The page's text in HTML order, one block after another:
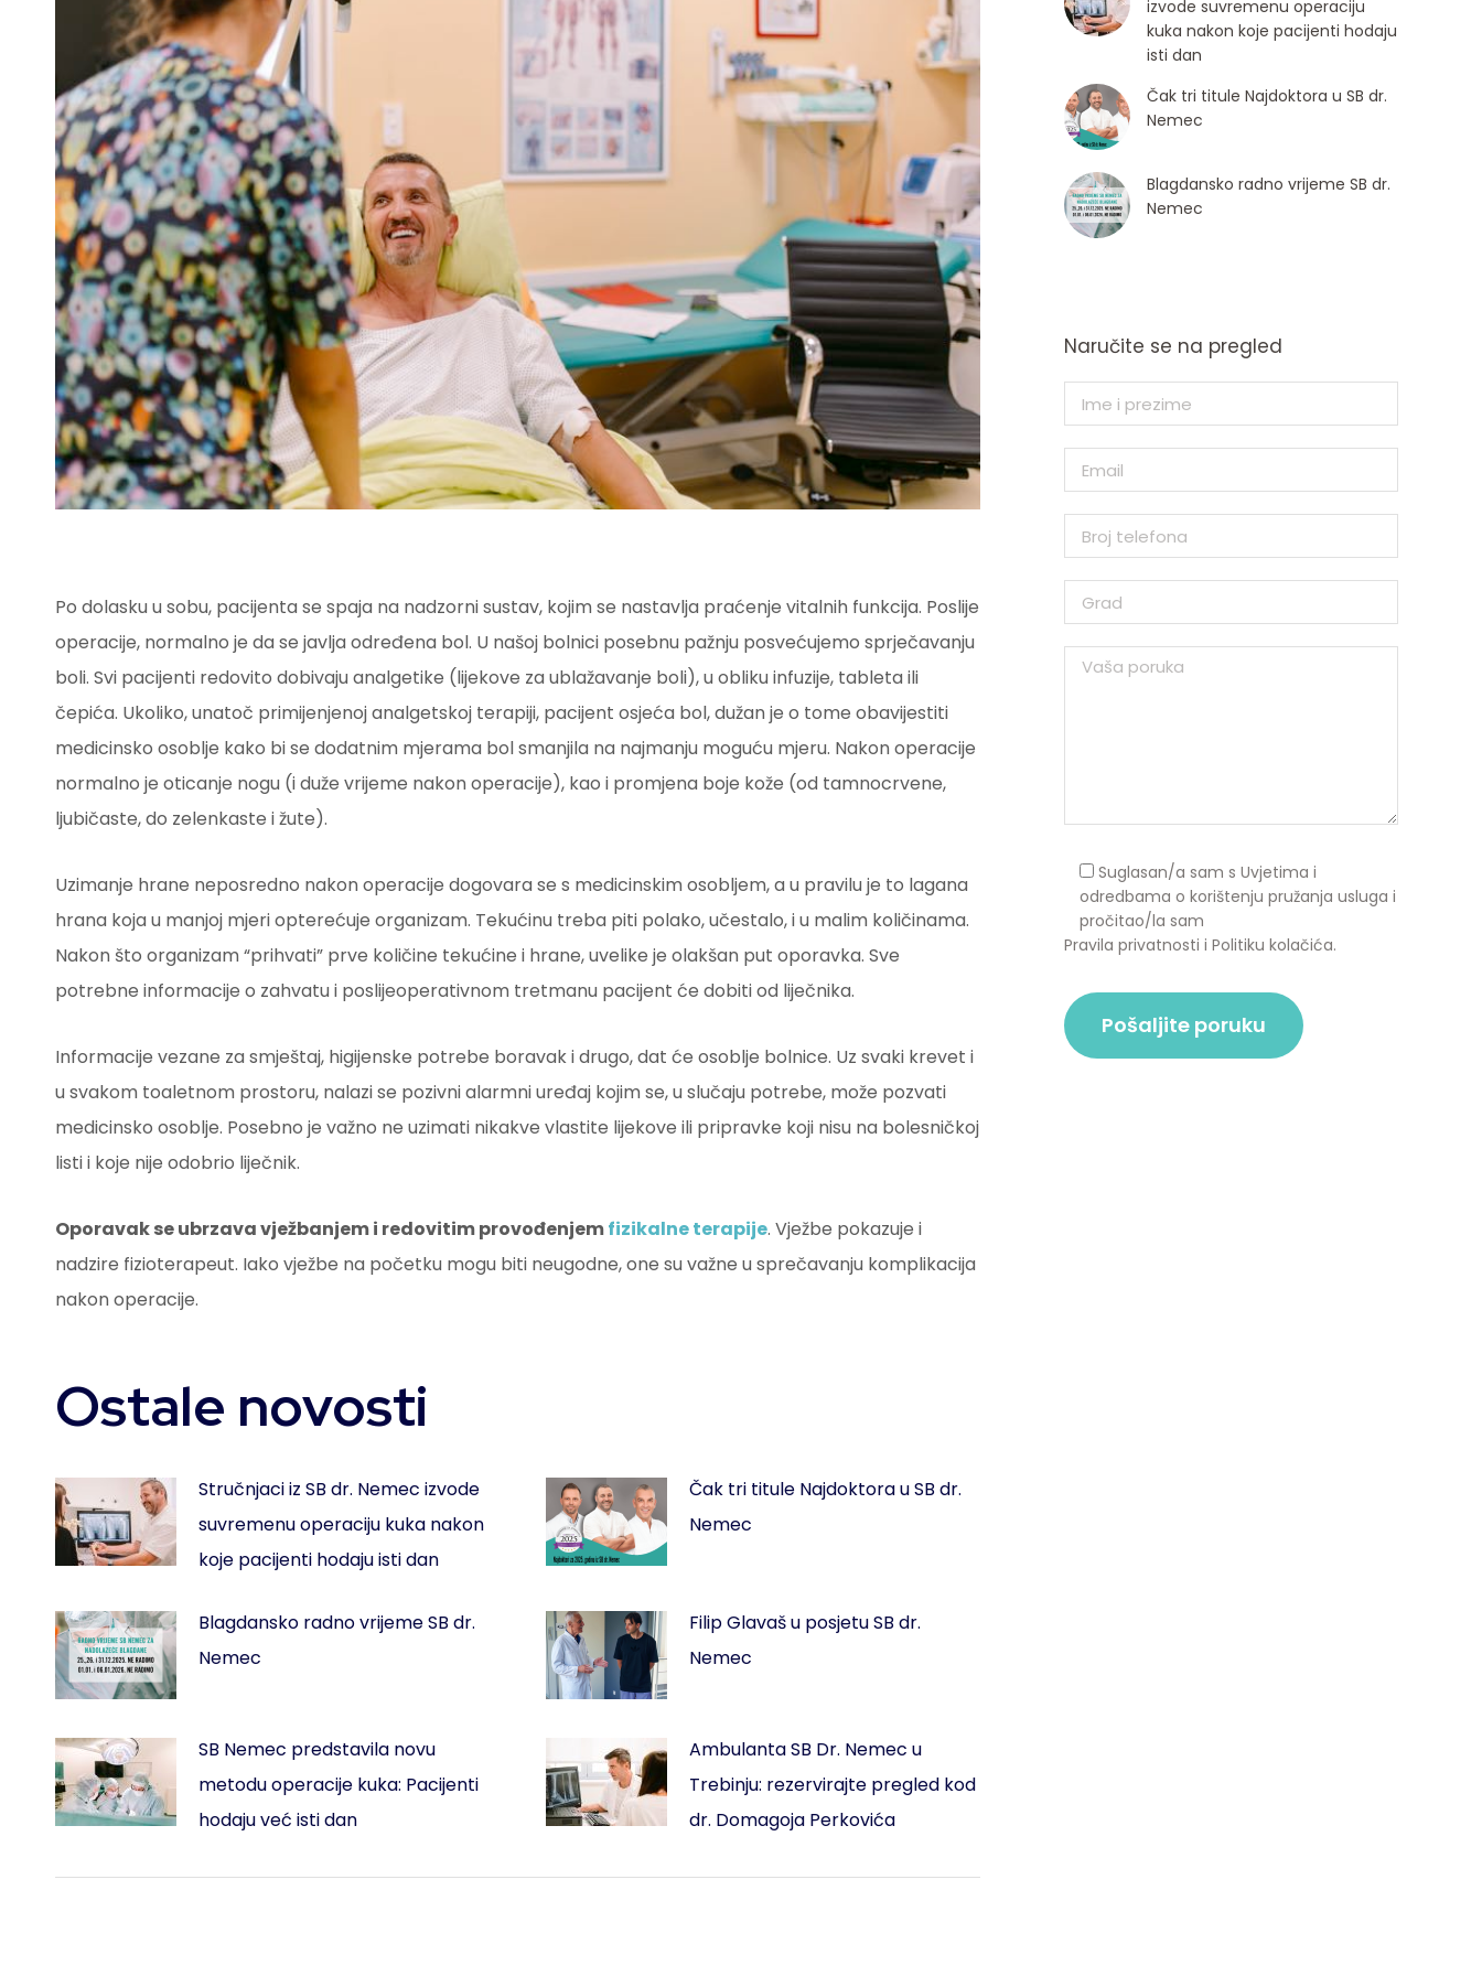
Po dolasku u sobu, pacijenta se spaja na nadzorni sustav, kojim se nastavlja praćenje vitalnih funkcija. Poslije
operacije, normalno je da se javlja određena bol. U našoj bolnici posebnu pažnju posvećujemo sprječavanju
boli. Svi pacijenti redovito dobivaju analgetike (lijekove za ublažavanje boli), u obliku infuzije, tableta ili
čepića. Ukoliko, unatoč primijenjenoj analgetskoj terapiji, pacijent osjeća bol, dužan je o tome obavijestiti
medicinsko osoblje kako bi se dodatnim mjerama bol smanjila na najmanju moguću mjeru. Nakon operacije
normalno je oticanje nogu (i duže vrijeme nakon operacije), kao i promjena boje kože (od tamnocrvene,
ljubičaste, do zelenkaste i žute).
Uzimanje hrane neposredno nakon operacije dogovara se s medicinskim osobljem, a u pravilu je to lagana
hrana koja u manjoj mjeri opterećuje organizam. Tekućinu treba piti polako, učestalo, i u malim količinama.
Nakon što organizam “prihvati” prve količine tekućine i hrane, uvelike je olakšan put oporavka. Sve
potrebne informacije o zahvatu i poslijeoperativnom tretmanu pacijent će dobiti od liječnika.
Informacije vezane za smještaj, higijenske potrebe boravak i drugo, dat će osoblje bolnice. Uz svaki krevet i
u svakom toaletnom prostoru, nalazi se pozivni alarmni uređaj kojim se, u slučaju potrebe, može pozvati
medicinsko osoblje. Posebno je važno ne uzimati nikakve vlastite lijekove ili pripravke koji nisu na bolesničkoj
listi i koje nije odobrio liječnik.
Oporavak se ubrzava vježbanjem i redovitim provođenjemfizikalne terapije. Vježbe pokazuje i
nadzire fizioterapeut. Iako vježbe na početku mogu biti neugodne, one su važne u sprečavanju komplikacija
nakon operacije.
Ostale novosti
Stručnjaci iz SB dr. Nemec izvode
suvremenu operaciju kuka nakon
koje pacijenti hodaju isti dan
Čak tri titule Najdoktora u SB dr.
Nemec
Blagdansko radno vrijeme SB dr.
Nemec
Filip Glavaš u posjetu SB dr.
Nemec
SB Nemec predstavila novu
metodu operacije kuka: Pacijenti
hodaju već isti dan
Ambulanta SB Dr. Nemec u
Trebinju: rezervirajte pregled kod
dr. Domagoja Perkovića
izvode suvremenu operaciju
kuka nakon koje pacijenti hodaju
isti dan
Čak tri titule Najdoktora u SB dr.
Nemec
Blagdansko radno vrijeme SB dr.
Nemec
Naručite se na pregled
Suglasan/a sam s Uvjetima i
odredbama o korištenju pružanja usluga i
pročitao/la sam
Pravila privatnosti i Politiku kolačića.